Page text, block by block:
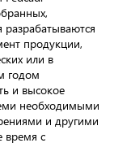
разрабатываются
продукции,
или в
годом
и высокое
необходимыми
и другими
время с